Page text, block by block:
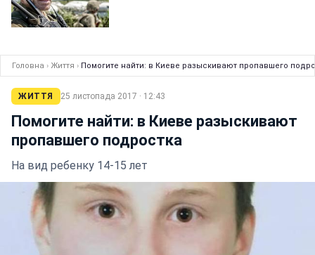
Головна › Життя › Помогите найти: в Киеве разыскивают пропавшего
ЖИТТЯ 25 листопада 2017 · 12:43
Помогите найти: в Киеве разыскивают
пропавшего подростка
На вид ребенку 14-15 лет